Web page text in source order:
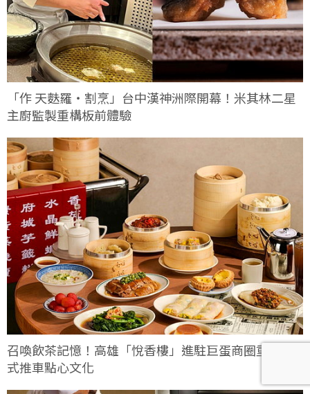
「作 天麩羅・割烹」台中漢神洲際開幕！米其林二星
主廚監製重構板前體驗
召喚飲茶記憶！高雄「悅香樓」進駐巨蛋商圈重現港
式推車點心文化